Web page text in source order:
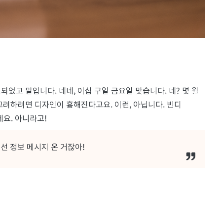
었고 말입니다. 네네, 이십 구일 금요일 맞습니다. 네? 몇 월
하려면 디자인이 흉해진다고요. 이런, 아닙니다. 빈디
. 아니라고!
정보 메시지 온 거잖아!